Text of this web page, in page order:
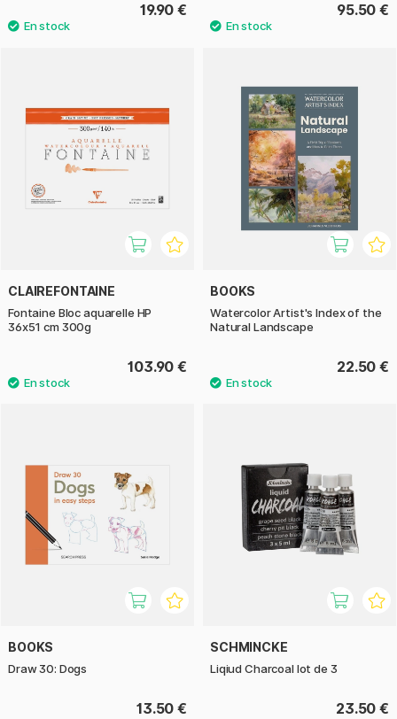
19.90 € 95.50 €
CLAIREFONTAINE
Fontaine Bloc aquarelle HP
36x51 cm 300g
103.90 €
BOOKS
Watercolor Artist's Index of the
Natural Landscape
22.50 €
BOOKS
Draw 30: Dogs
13.50 €
SCHMINCKE
Liqiud Charcoal lot de 3
23.50 €